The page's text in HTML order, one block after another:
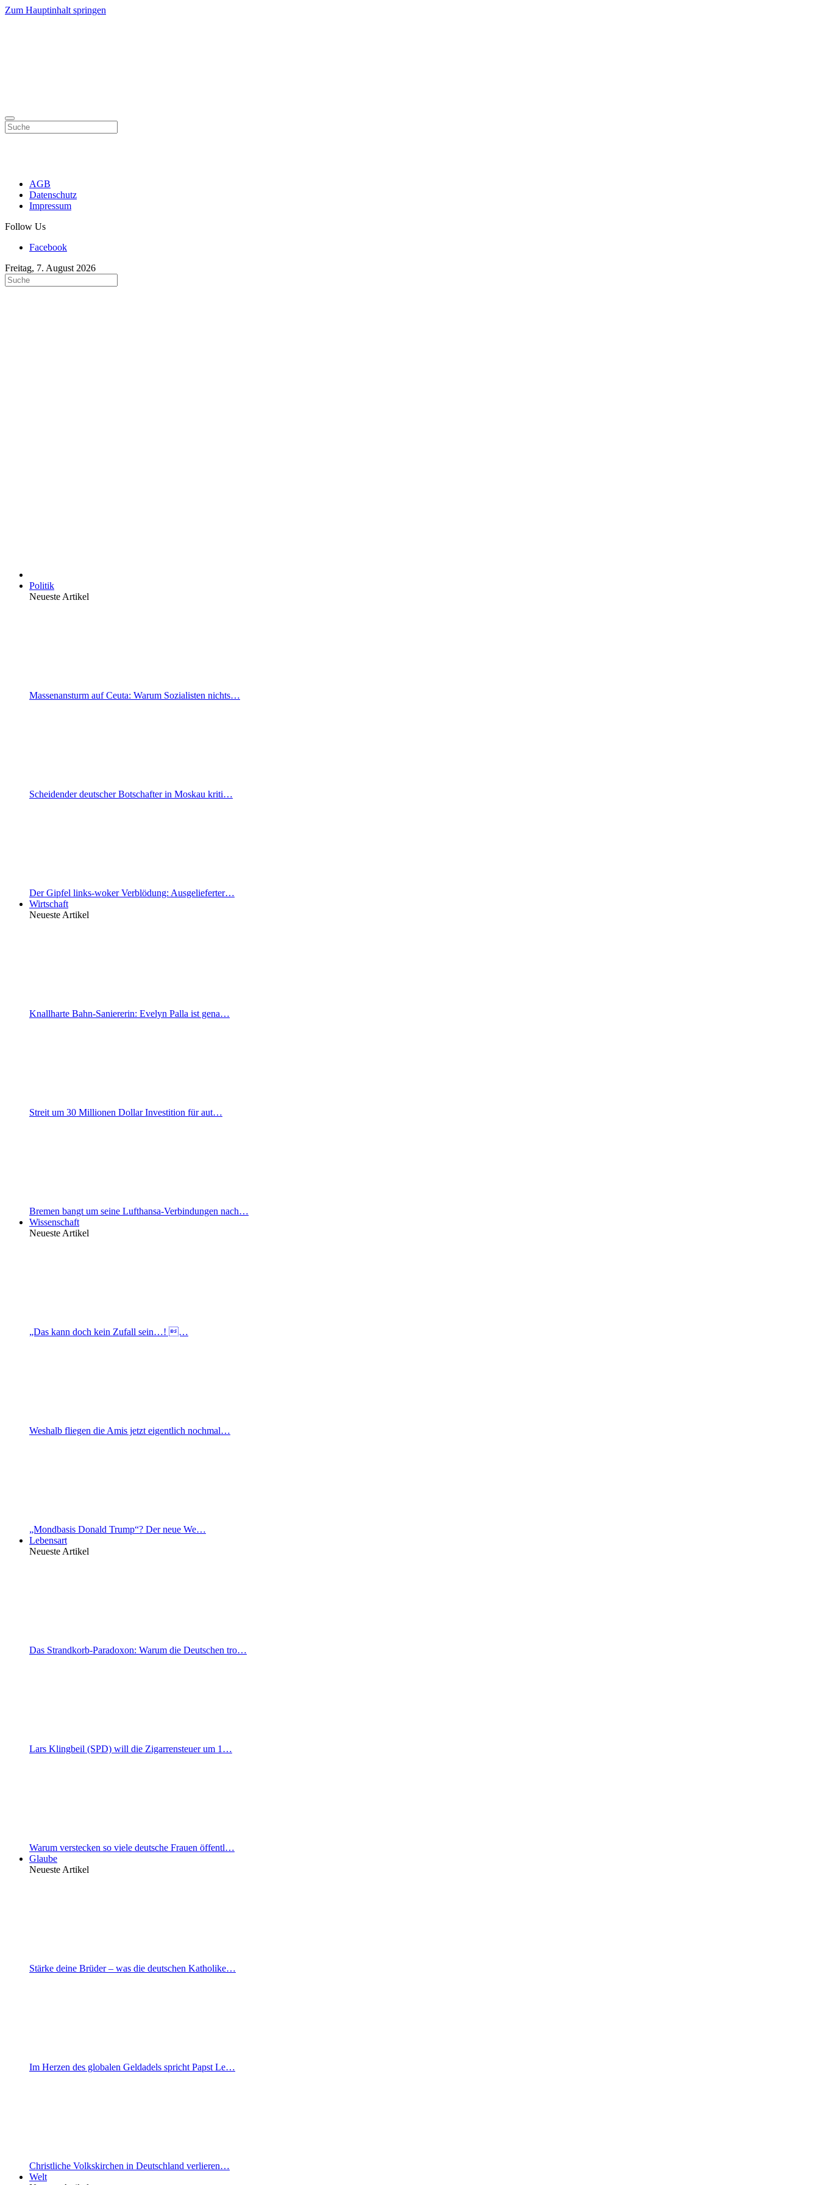
Zum Hauptinhalt springen
AGB
Datenschutz
Impressum
Follow Us
Facebook
Freitag, 7. August 2026
Politik
Neueste Artikel
Massenansturm auf Ceuta: Warum Sozialisten nichts…
Scheidender deutscher Botschafter in Moskau kriti…
Der Gipfel links-woker Verblödung: Ausgelieferter…
Wirtschaft
Neueste Artikel
Knallharte Bahn-Saniererin: Evelyn Palla ist gena…
Streit um 30 Millionen Dollar Investition für aut…
Bremen bangt um seine Lufthansa-Verbindungen nach…
Wissenschaft
Neueste Artikel
„Das kann doch kein Zufall sein…! …
Weshalb fliegen die Amis jetzt eigentlich nochmal…
„Mondbasis Donald Trump“? Der neue We…
Lebensart
Neueste Artikel
Das Strandkorb-Paradoxon: Warum die Deutschen tro…
Lars Klingbeil (SPD) will die Zigarrensteuer um 1…
Warum verstecken so viele deutsche Frauen öffentl…
Glaube
Neueste Artikel
Stärke deine Brüder – was die deutschen Katholike…
Im Herzen des globalen Geldadels spricht Papst Le…
Christliche Volkskirchen in Deutschland verlieren…
Welt